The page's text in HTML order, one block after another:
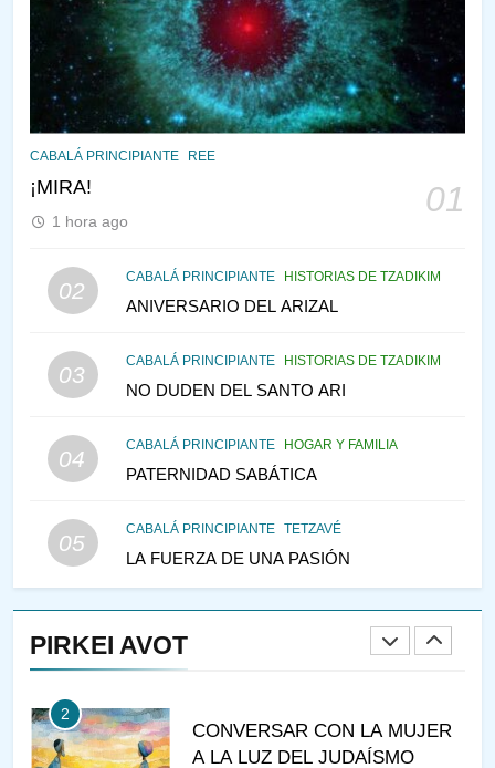
CABALÁ PRINCIPIANTE REE
¡MIRA! 01
1 hora ago
02
CABALÁ PRINCIPIANTE HISTORIAS DE TZADIKIM
ANIVERSARIO DEL ARIZAL
03
CABALÁ PRINCIPIANTE HISTORIAS DE TZADIKIM
NO DUDEN DEL SANTO ARI
04
CABALÁ PRINCIPIANTE HOGAR Y FAMILIA
PATERNIDAD SABÁTICA
05
CABALÁ PRINCIPIANTE TETZAVÉ
LA FUERZA DE UNA PASIÓN
PIRKEI AVOT
¿QUIÉN ES SABIO? EL QUE
VE LO QUE VA A NACER
PENSAMIENTO JUDÍO PIRKEI AVOT
145
CABALÁ Y JASIDUT: EL
CONSEJO DE LOS PADRES
146
TEMPLO Y LA ALEGRÍA EN
VEAMOS ¿POR QUÉ
IEHOSHÚA? Y LA QUEJA DE
1
RAZI ¿QUIÉN ES SABIO?
2
CONVERSAR CON LA MUJER
A LA LUZ DEL JUDAÍSMO